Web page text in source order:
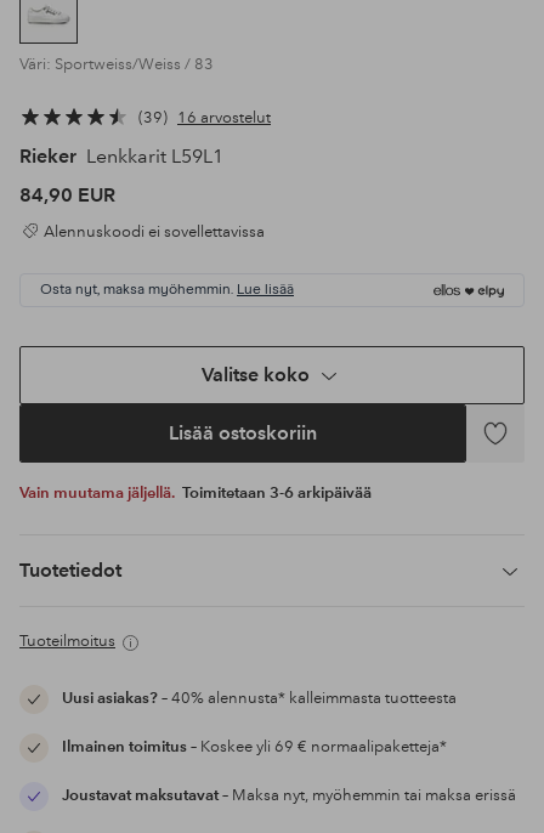
Väri: Sportweiss/Weiss / 83
39 16 arvostelut
Rieker Lenkkarit L59L1
84,90 EUR
Alennuskoodi ei sovellettavissa
Osta nyt, maksa myöhemmin. Lue lisää
Valitse koko
Lisää ostoskoriin
Lisää
Vain muutama jäljellä. Toimitetaan 3-6 arkipäivää
Tuotetiedot
Tuoteilmoitus
Uusi asiakas?– 40% alennusta* kalleimmasta tuotteesta
Ilmainen toimitus– Koskee yli 69 € normaalipaketteja*
Joustavat maksutavat– Maksa nyt, myöhemmin tai maksa erissä